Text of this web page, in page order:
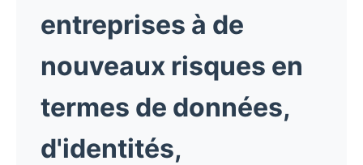
entreprises à de
nouveaux risques en
termes de données,
d'identités,